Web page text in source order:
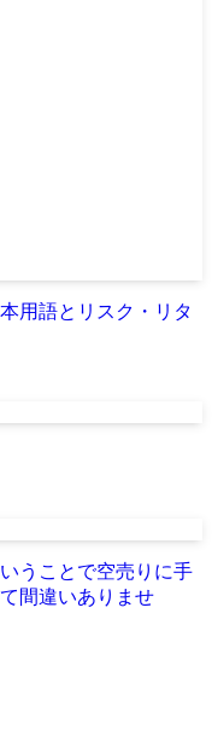
用語とリスク・リタ
うことで空売りに手
間違いありませ